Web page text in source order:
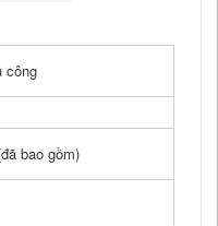
công
bao gồm)